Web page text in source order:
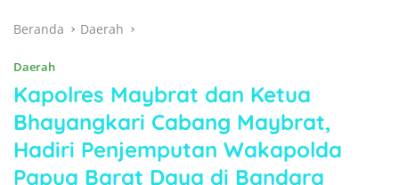
Beranda Daerah
Daerah
Kapolres Maybrat dan Ketua
Bhayangkari Cabang Maybrat,
Hadiri Penjemputan Wakapolda
Papua Barat Daya di Bandara